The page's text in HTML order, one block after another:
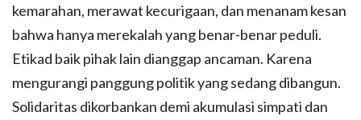
kemarahan, merawat kecurigaan, dan menanam kesan
bahwa hanya merekalah yang benar-benar peduli.
Etikad baik pihak lain dianggap ancaman. Karena
mengurangi panggung politik yang sedang dibangun.
Solidaritas dikorbankan demi akumulasi simpati dan